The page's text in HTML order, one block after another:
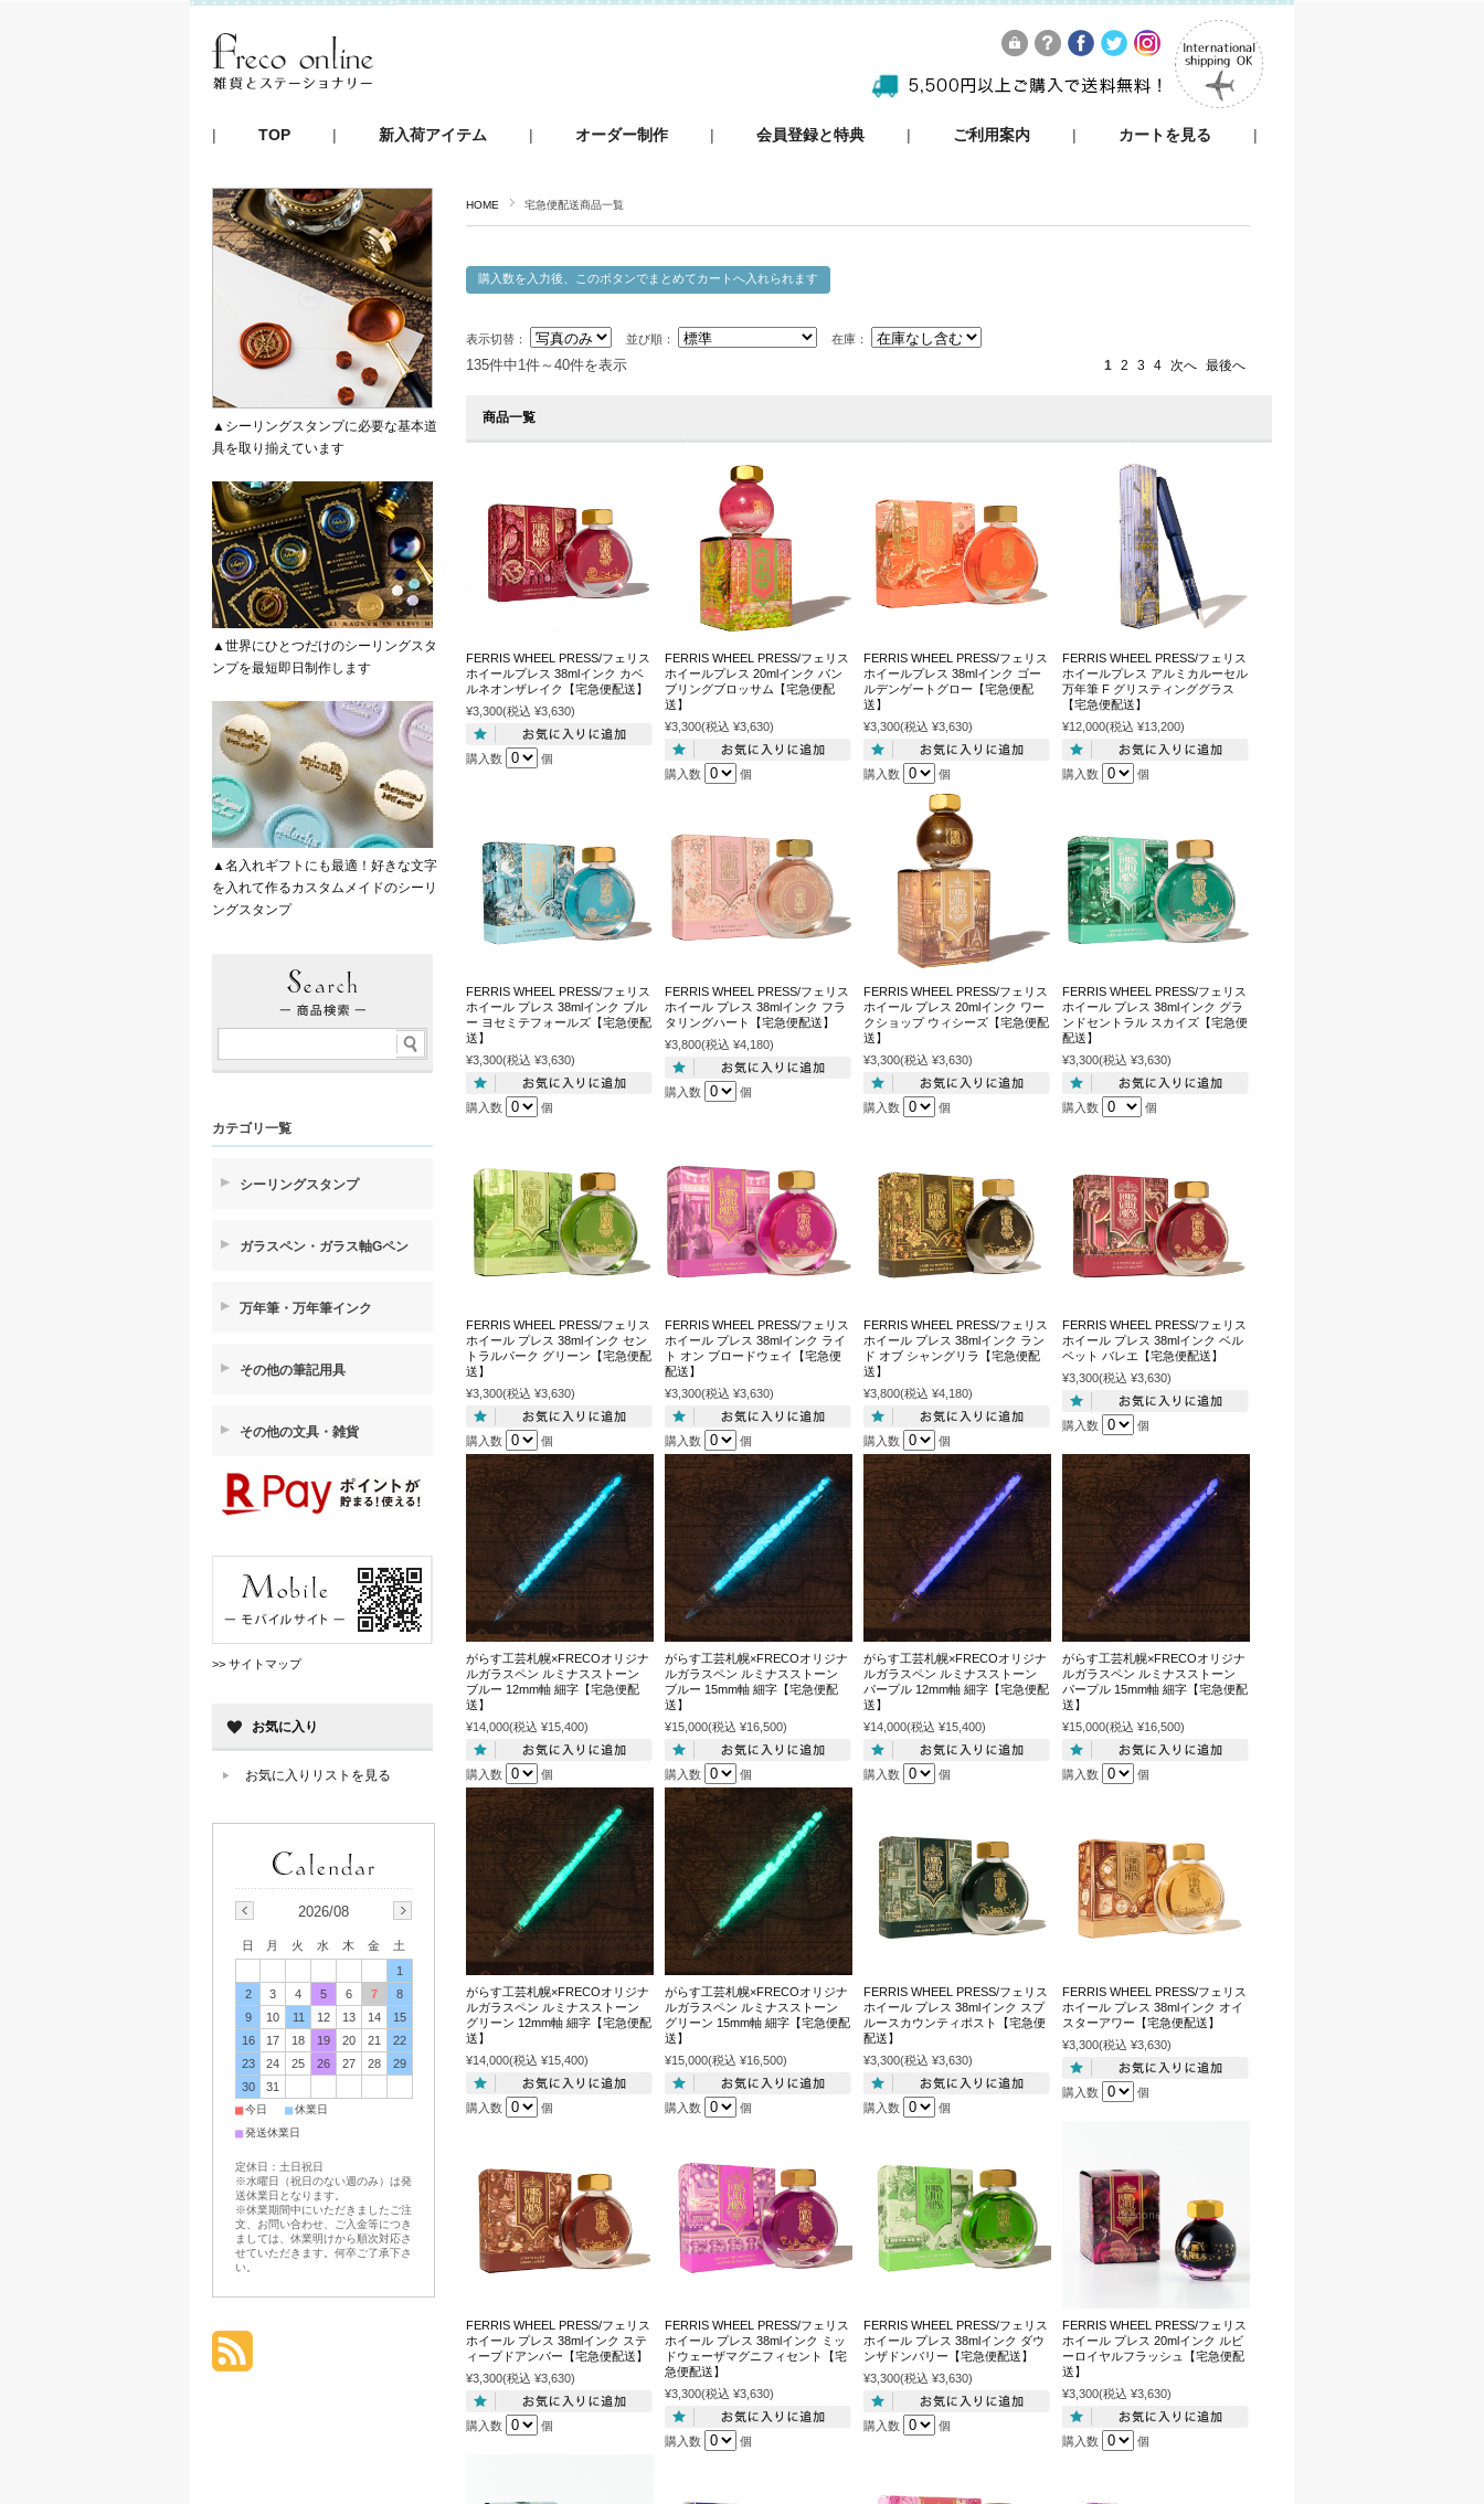
TOP 新入荷アイテム オーダー制作 会員登録と特典 ご利用案内 カートを見る
HOME 宅急便配送商品一覧
表示切替： 並び順： 在庫：
135件中1件～40件を表示 1 2 3 4 次へ 最後へ
商品一覧
FERRIS WHEEL PRESS/フェリス
ホイールプレス 38mlインク カベ
ルネオンザレイク【宅急便配送】
¥3,300(税込 ¥3,630)
購入数 個
FERRIS WHEEL PRESS/フェリス
ホイールプレス 20mlインク バン
ブリングブロッサム【宅急便配
送】
¥3,300(税込 ¥3,630)
購入数 個
FERRIS WHEEL PRESS/フェリス
ホイールプレス 38mlインク ゴー
ルデンゲートグロー【宅急便配
送】
¥3,300(税込 ¥3,630)
購入数 個
FERRIS WHEEL PRESS/フェリス
ホイールプレス アルミカルーセル
万年筆 F グリスティンググラス
【宅急便配送】
¥12,000(税込 ¥13,200)
購入数 個
FERRIS WHEEL PRESS/フェリス
ホイール プレス 38mlインク ブル
ー ヨセミテフォールズ【宅急便配
送】
¥3,300(税込 ¥3,630)
購入数 個
FERRIS WHEEL PRESS/フェリス
ホイール プレス 38mlインク フラ
タリングハート【宅急便配送】
¥3,800(税込 ¥4,180)
購入数 個
FERRIS WHEEL PRESS/フェリス
ホイール プレス 20mlインク ワー
クショップ ウィシーズ【宅急便配
送】
¥3,300(税込 ¥3,630)
購入数 個
FERRIS WHEEL PRESS/フェリス
ホイール プレス 38mlインク グラ
ンドセントラル スカイズ【宅急便
配送】
¥3,300(税込 ¥3,630)
購入数 個
FERRIS WHEEL PRESS/フェリス
ホイール プレス 38mlインク セン
トラルパーク グリーン【宅急便配
送】
¥3,300(税込 ¥3,630)
購入数 個
FERRIS WHEEL PRESS/フェリス
ホイール プレス 38mlインク ライ
ト オン ブロードウェイ【宅急便
配送】
¥3,300(税込 ¥3,630)
購入数 個
FERRIS WHEEL PRESS/フェリス
ホイール プレス 38mlインク ラン
ド オブ シャングリラ【宅急便配
送】
¥3,800(税込 ¥4,180)
購入数 個
FERRIS WHEEL PRESS/フェリス
ホイール プレス 38mlインク ベル
ベット バレエ【宅急便配送】
¥3,300(税込 ¥3,630)
購入数 個
がらす工芸札幌×FRECOオリジナ
ルガラスペン ルミナスストーン
ブルー 12mm軸 細字【宅急便配
送】
¥14,000(税込 ¥15,400)
購入数 個
がらす工芸札幌×FRECOオリジナ
ルガラスペン ルミナスストーン
ブルー 15mm軸 細字【宅急便配
送】
¥15,000(税込 ¥16,500)
購入数 個
がらす工芸札幌×FRECOオリジナ
ルガラスペン ルミナスストーン
パープル 12mm軸 細字【宅急便配
送】
¥14,000(税込 ¥15,400)
購入数 個
がらす工芸札幌×FRECOオリジナ
ルガラスペン ルミナスストーン
パープル 15mm軸 細字【宅急便配
送】
¥15,000(税込 ¥16,500)
購入数 個
がらす工芸札幌×FRECOオリジナ
ルガラスペン ルミナスストーン
グリーン 12mm軸 細字【宅急便配
送】
¥14,000(税込 ¥15,400)
購入数 個
がらす工芸札幌×FRECOオリジナ
ルガラスペン ルミナスストーン
グリーン 15mm軸 細字【宅急便配
送】
¥15,000(税込 ¥16,500)
購入数 個
FERRIS WHEEL PRESS/フェリス
ホイール プレス 38mlインク スプ
ルースカウンティポスト【宅急便
配送】
¥3,300(税込 ¥3,630)
購入数 個
FERRIS WHEEL PRESS/フェリス
ホイール プレス 38mlインク オイ
スターアワー【宅急便配送】
¥3,300(税込 ¥3,630)
購入数 個
FERRIS WHEEL PRESS/フェリス
ホイール プレス 38mlインク ステ
ィープドアンバー【宅急便配送】
¥3,300(税込 ¥3,630)
購入数 個
FERRIS WHEEL PRESS/フェリス
ホイール プレス 38mlインク ミッ
ドウェーザマグニフィセント【宅
急便配送】
¥3,300(税込 ¥3,630)
購入数 個
FERRIS WHEEL PRESS/フェリス
ホイール プレス 38mlインク ダウ
ンザドンバリー【宅急便配送】
¥3,300(税込 ¥3,630)
購入数 個
FERRIS WHEEL PRESS/フェリス
ホイール プレス 20mlインク ルビ
ーロイヤルフラッシュ【宅急便配
送】
¥3,300(税込 ¥3,630)
購入数 個
▲シーリングスタンプに必要な基本道
具を取り揃えています
▲世界にひとつだけのシーリングスタ
ンプを最短即日制作します
▲名入れギフトにも最適！好きな文字
を入れて作るカスタムメイドのシーリ
ングスタンプ
カテゴリ一覧
シーリングスタンプ
ガラスペン・ガラス軸Gペン
万年筆・万年筆インク
その他の筆記用具
その他の文具・雑貨
>> サイトマップ
お気に入り
お気に入りリストを見る
2026/08
日 月 火 水 木 金
土
1
2
3 4 5 6 7
8
9
10 11 12 13 14
15
16
17 18 19 20 21
22
23
24 25 26 27 28
29
30
31
■今日 ■休業日
■発送休業日
定休日：土日祝日
※水曜日（祝日のない週のみ）は発
送休業日となります。
※休業期間中にいただきましたご注
文、お問い合わせ、ご入金等につき
ましては、休業明けから順次対応さ
せていただきます。何卒ご了承下さ
い。